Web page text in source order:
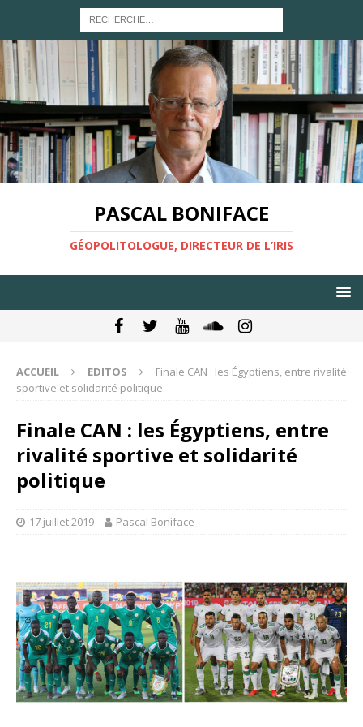
PASCAL BONIFACE
GÉOPOLITOLOGUE, DIRECTEUR DE L’IRIS
ACCUEIL EDITOS
Finale CAN : les Égyptiens, entre rivalité
sportive et solidarité politique
Finale CAN : les Égyptiens, entre
rivalité sportive et solidarité
politique
17 juillet 2019 Pascal Boniface